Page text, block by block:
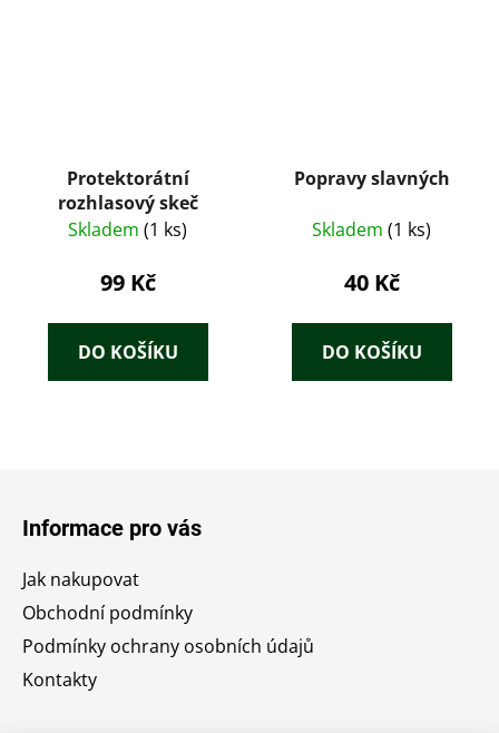
Protektorátní
rozhlasový skeč
Skladem (1 ks)
99 Kč
DO KOŠÍKU
Popravy slavných
Skladem (1 ks)
40 Kč
DO KOŠÍKU
Informace pro vás
Jak nakupovat
Obchodní podmínky
Podmínky ochrany osobních údajů
Kontakty